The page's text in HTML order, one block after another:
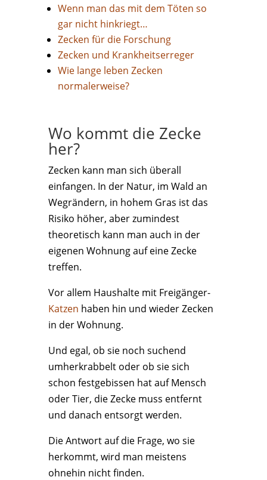
Wenn man das mit dem Töten so
gar nicht hinkriegt…
Zecken für die Forschung
Zecken und Krankheitserreger
Wie lange leben Zecken
normalerweise?
Wo kommt die Zecke
her?
Zecken kann man sich überall
einfangen. In der Natur, im Wald an
Wegrändern, in hohem Gras ist das
Risiko höher, aber zumindest
theoretisch kann man auch in der
eigenen Wohnung auf eine Zecke
treffen.
Vor allem Haushalte mit Freigänger-
Katzen haben hin und wieder Zecken
in der Wohnung.
Und egal, ob sie noch suchend
umherkrabbelt oder ob sie sich
schon festgebissen hat auf Mensch
oder Tier, die Zecke muss entfernt
und danach entsorgt werden.
Die Antwort auf die Frage, wo sie
herkommt, wird man meistens
ohnehin nicht finden.